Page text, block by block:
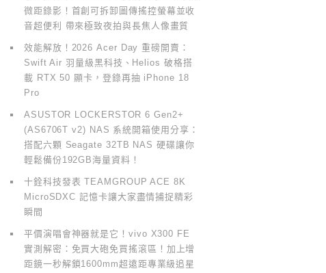
微距錄影！首創可拆卸圖傳搖控螢幕並收
音超便利 帶來極致夜拍與長焦人像畫質
效能解放！2026 Acer Day 重磅開賣：
Swift Air 羽量級黑科技、Helios 破格搭
載 RTX 50 顯卡，登錄再抽 iPhone 18
Pro
ASUSTOR LOCKERSTOR 6 Gen2+
(AS6706T v2) NAS 系統開箱使用分享：
搭配六顆 Seagate 32TB NAS 硬碟讓你
輕鬆備份192GB海量資料！
十銓科技發表 TEAMGROUP ACE 8K
MicroSDXC 記憶卡讓大家盡情捕捉精彩
瞬間
平價演唱會神器就是它！vivo X300 FE
實測解密：免買大砲免買搖滾區！加上增
距鏡一秒解鎖1600mm超遠距專業級追星